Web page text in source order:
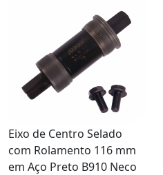
Eixo de Centro Selado
com Rolamento 116 mm
em Aço Preto B910 Neco